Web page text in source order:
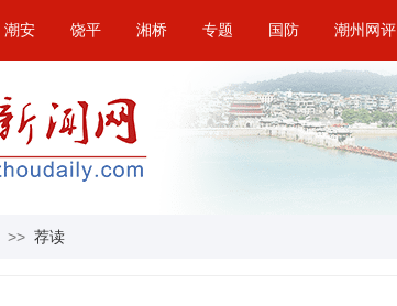
潮安 饶平 湘桥 专题 国防 潮州网评
>> 荐读